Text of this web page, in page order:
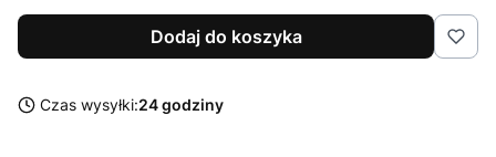
Dodaj do koszyka
Czas wysyłki:24 godziny